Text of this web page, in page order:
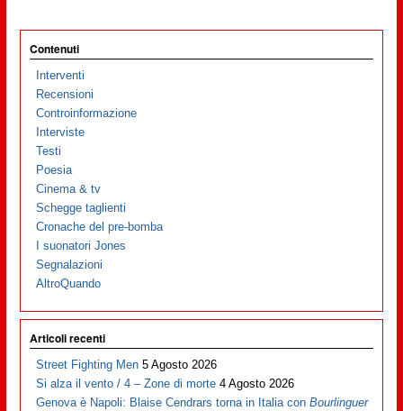
Contenuti
Interventi
Recensioni
Controinformazione
Interviste
Testi
Poesia
Cinema & tv
Schegge taglienti
Cronache del pre-bomba
I suonatori Jones
Segnalazioni
AltroQuando
Articoli recenti
Street Fighting Men 5 Agosto 2026
Si alza il vento / 4 – Zone di morte 4 Agosto 2026
Genova è Napoli: Blaise Cendrars torna in Italia conBourlinguer